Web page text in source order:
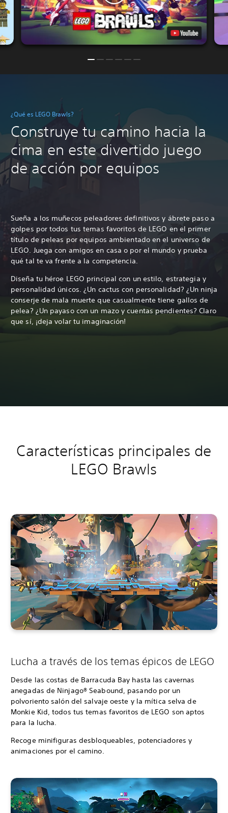
¿Qué es LEGO Brawls?
Construye tu camino hacia la
cima en este divertido juego
de acción por equipos
Sueña a los muñecos peleadores definitivos y ábrete paso a
golpes por todos tus temas favoritos de LEGO en el primer
título de peleas por equipos ambientado en el universo de
LEGO. Juega con amigos en casa o por el mundo y prueba
qué tal te va frente a la competencia.
Diseña tu héroe LEGO principal con un estilo, estrategia y
personalidad únicos. ¿Un cactus con personalidad? ¿Un ninja
conserje de mala muerte que casualmente tiene gallos de
pelea? ¿Un payaso con un mazo y cuentas pendientes? Claro
que sí, ¡deja volar tu imaginación!
Características principales de
LEGO Brawls
Lucha a través de los temas épicos de LEGO
Desde las costas de Barracuda Bay hasta las cavernas
anegadas de Ninjago® Seabound, pasando por un
polvoriento salón del salvaje oeste y la mítica selva de
Monkie Kid, todos tus temas favoritos de LEGO son aptos
para la lucha.
Recoge minifiguras desbloqueables, potenciadores y
animaciones por el camino.